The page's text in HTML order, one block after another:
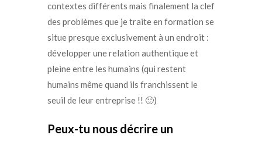
contextes différents mais finalement la clef
des problèmes que je traite en formation se
situe presque exclusivement à un endroit :
développer une relation authentique et
pleine entre les humains (qui restent
humains même quand ils franchissent le
seuil de leur entreprise !! 🙂)
Peux-tu nous décrire un